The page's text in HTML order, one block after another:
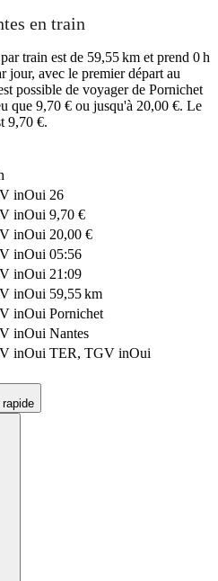
en train
train est de 59,55 km et prend 0 h
jour, avec le premier départ au
possible de voyager de Pornichet
que 9,70 € ou jusqu'à 20,00 €. Le
9,70 €.
inOui 26
inOui 9,70 €
inOui 20,00 €
inOui 05:56
inOui 21:09
inOui 59,55 km
inOui Pornichet
inOui Nantes
inOui TER, TGV inOui
©CARTO, ©OpenStreetMapcontributors